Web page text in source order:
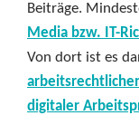
Beiträge.
Media bzw. IT-
Von dort ist es
digitaler